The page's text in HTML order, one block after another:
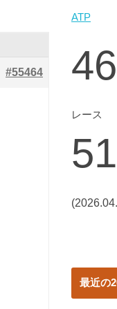
#55464
ATP
レース
最近の